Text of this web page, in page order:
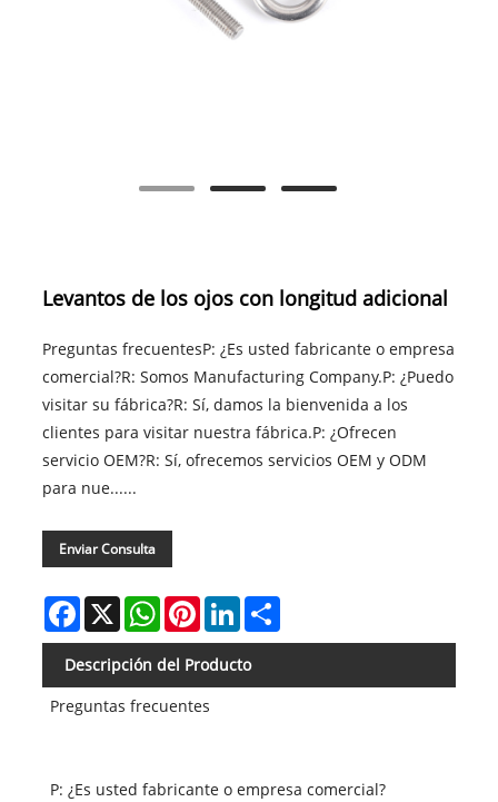
Levantos de los ojos con longitud adicional
Preguntas frecuentesP: ¿Es usted fabricante o empresa
comercial?R: Somos Manufacturing Company.P: ¿Puedo
visitar su fábrica?R: Sí, damos la bienvenida a los
clientes para visitar nuestra fábrica.P: ¿Ofrecen
servicio OEM?R: Sí, ofrecemos servicios OEM y ODM
para nue......
Enviar Consulta
Facebook
X WhatsAppPinterestLinkedInShare
Descripción del Producto
Preguntas frecuentes
P: ¿Es usted fabricante o empresa comercial?